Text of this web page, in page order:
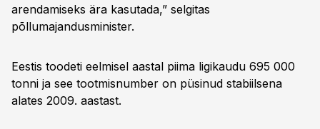
arendamiseks ära kasutada,” selgitas
põllumajandusminister.
Eestis toodeti eelmisel aastal piima ligikaudu 695 000
tonni ja see tootmisnumber on püsinud stabiilsena
alates 2009. aastast.